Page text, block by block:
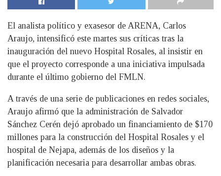
El analista político y exasesor de ARENA, Carlos
Araujo, intensificó este martes sus críticas tras la
inauguración del nuevo Hospital Rosales, al insistir en
que el proyecto corresponde a una iniciativa impulsada
durante el último gobierno del FMLN.
A través de una serie de publicaciones en redes sociales,
Araujo afirmó que la administración de Salvador
Sánchez Cerén dejó aprobado un financiamiento de $170
millones para la construcción del Hospital Rosales y el
hospital de Nejapa, además de los diseños y la
planificación necesaria para desarrollar ambas obras.